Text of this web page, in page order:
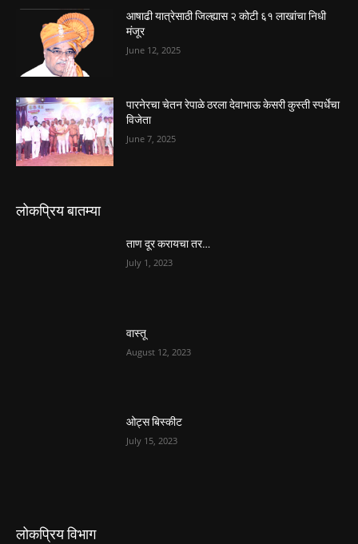
आषाढी यात्रेसाठी जिल्ह्यास २ कोटी ६१ लाखांचा निधी
मंजूर
June 12, 2025
पारनेरचा चेतन रेपाळे ठरला देवाभाऊ केसरी कुस्ती स्पर्धेचा
विजेता
June 7, 2025
लोकप्रिय बातम्या
ताण दूर करायचा तर…
July 1, 2023
वास्तू
August 12, 2023
ओट्स बिस्कीट
July 15, 2023
लोकप्रिय विभाग